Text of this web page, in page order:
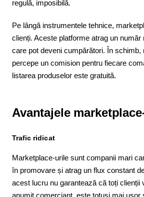
regulă, imposibilă.
Pe lângă instrumentele tehnice,
clienți. Aceste platforme atrag un număr
care pot deveni cumpărători. În schimb,
percepe un comision pentru fiecare
listarea produselor este gratuită.
Avantajele
Trafic ridicat
Marketplace-urile sunt companii mari
în promovare și atrag un flux constant
acest lucru nu garantează că toți clienții
anumit comerciant, este totuși mai ușor